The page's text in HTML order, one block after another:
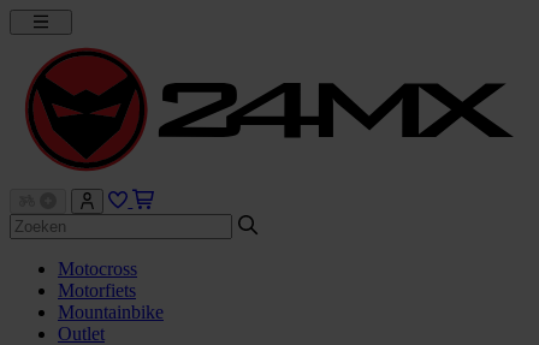
Motocross
Motorfiets
Mountainbike
Outlet